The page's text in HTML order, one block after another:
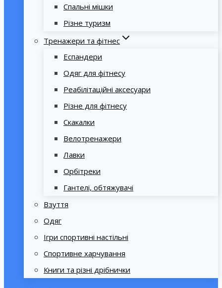
Спальні мішки
Різне туризм
Тренажери та фітнес
Еспандери
Одяг для фітнесу
Реабілітаційні аксесуари
Різне для фітнесу
Скакалки
Велотренажери
Лавки
Орбітреки
Гантелі, обтяжувачі
Взуття
Одяг
Ігри спортивні настільні
Спортивне харчування
Книги та різні дрібнички